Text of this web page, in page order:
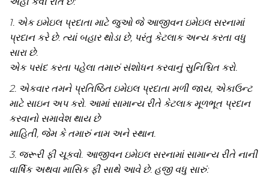
1. એક ઇમેઇલ પ્રદાતા માટે જુઓ જે આજીવન ઇમેઇલ સરનામાં
પ્રદાન કરે છે. ત્યાં બહાર થોડા છે, પરંતુ કેટલાક અન્ય કરતા વધુ
સારા છે.
એક પસંદ કરતા પહેલા તમારું સંશોધન કરવાનું સુનિશ્ચિત કરો.
2. એકવાર તમને પ્રતિષ્ઠિત ઇમેઇલ પ્રદાતા મળી જાય, એકાઉન્ટ
માટે સાઇન અપ કરો. આમાં સામાન્ય રીતે કેટલાક મૂળભૂત પ્રદાન
કરવાનો સમાવેશ થાય છે
માહિતી, જેમ કે તમારું નામ અને સ્થાન.
3. જરૂરી ફી ચૂકવો. આજીવન ઇમેઇલ સરનામાં સામાન્ય રીતે નાની
વાર્ષિક અથવા માસિક ફી સાથે આવે છે. હજી વધુ સારું: